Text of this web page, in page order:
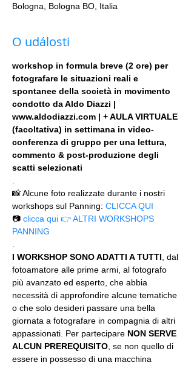
Bologna, Bologna BO, Italia
O události
workshop in formula breve (2 ore) per
fotografare le situazioni reali e
spontanee della società in movimento
condotto da Aldo Diazzi |
www.aldodiazzi.com | + AULA VIRTUALE
(facoltativa) in settimana in video-
conferenza di gruppo per una lettura,
commento & post-produzione degli
scatti selezionati
📸 Alcune foto realizzate durante i nostri
workshops sul Panning: CLICCA QUI
📷 clicca qui 👉 ALTRI WORKSHOPS
PANNING
I WORKSHOP SONO ADATTI A TUTTI , dal
fotoamatore alle prime armi, al fotografo
più avanzato ed esperto, che abbia
necessità di approfondire alcune tematiche
o che solo desideri passare una bella
giornata a fotografare in compagnia di altri
appassionati. Per partecipare NON SERVE
ALCUN PREREQUISITO , se non quello di
essere in possesso di una macchina